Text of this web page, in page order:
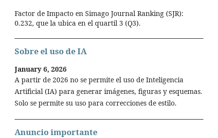
Factor de Impacto en Simago Journal Ranking (SJR):
0.232, que la ubica en el quartil 3 (Q3).
Sobre el uso de IA
January 6, 2026
A partir de 2026 no se permite el uso de Inteligencia
Artificial (IA) para generar imágenes, figuras y esquemas.
Solo se permite su uso para correcciones de estilo.
Anuncio importante